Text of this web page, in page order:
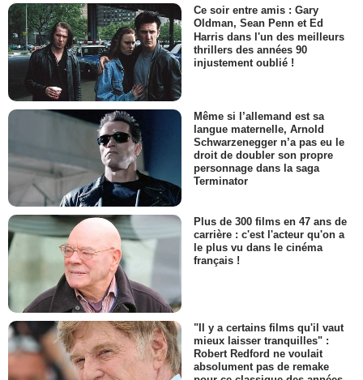
Ce soir entre amis : Gary
Oldman, Sean Penn et Ed
Harris dans l'un des meilleurs
thrillers des années 90
injustement oublié !
Même si l’allemand est sa
langue maternelle, Arnold
Schwarzenegger n’a pas eu le
droit de doubler son propre
personnage dans la saga
Terminator
Plus de 300 films en 47 ans de
carrière : c'est l'acteur qu'on a
le plus vu dans le cinéma
français !
"Il y a certains films qu'il vaut
mieux laisser tranquilles" :
Robert Redford ne voulait
absolument pas de remake